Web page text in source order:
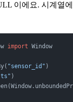
이에요. 시계열
import Window
"sensor_id" )
)